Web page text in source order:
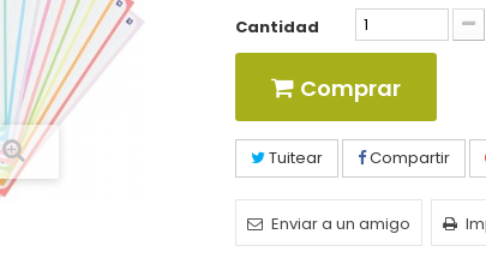
Cantidad
Comprar
Tuitear Compartir
Enviar a un amigo